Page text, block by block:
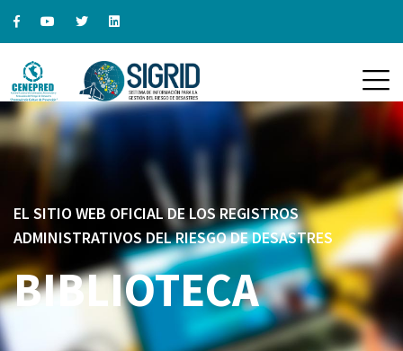
EL SITIO WEB OFICIAL DE LOS REGISTROS
ADMINISTRATIVOS DEL RIESGO DE DESASTRES
BIBLIOTECA